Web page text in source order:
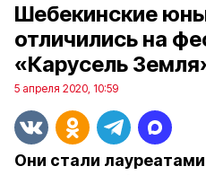
Шебекинские
отличились на
«Карусель
5 апреля 2020, 10:59
Они стали